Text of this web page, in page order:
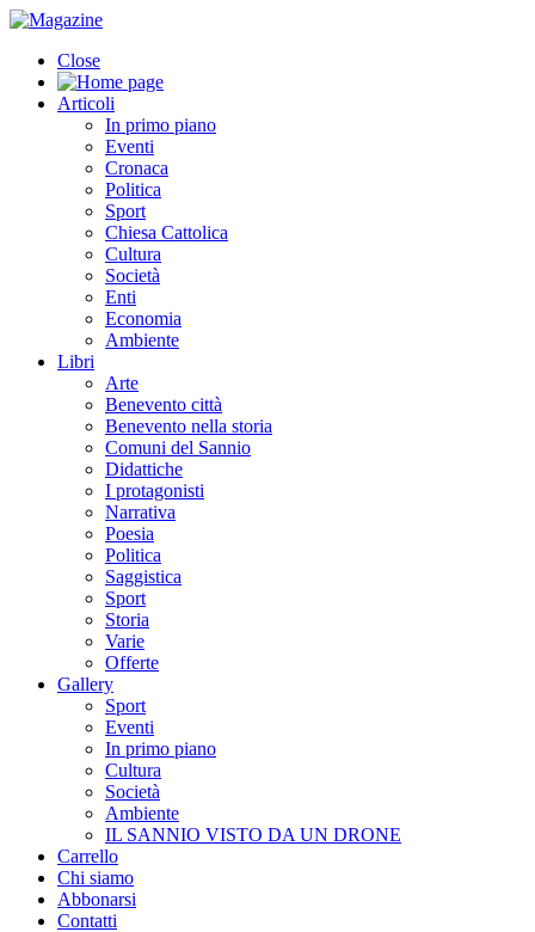
Close
Articoli
In primo piano
Eventi
Cronaca
Politica
Sport
Chiesa Cattolica
Cultura
Società
Enti
Economia
Ambiente
Libri
Arte
Benevento città
Benevento nella storia
Comuni del Sannio
Didattiche
I protagonisti
Narrativa
Poesia
Politica
Saggistica
Sport
Storia
Varie
Offerte
Gallery
Sport
Eventi
In primo piano
Cultura
Società
Ambiente
IL SANNIO VISTO DA UN DRONE
Carrello
Chi siamo
Abbonarsi
Contatti